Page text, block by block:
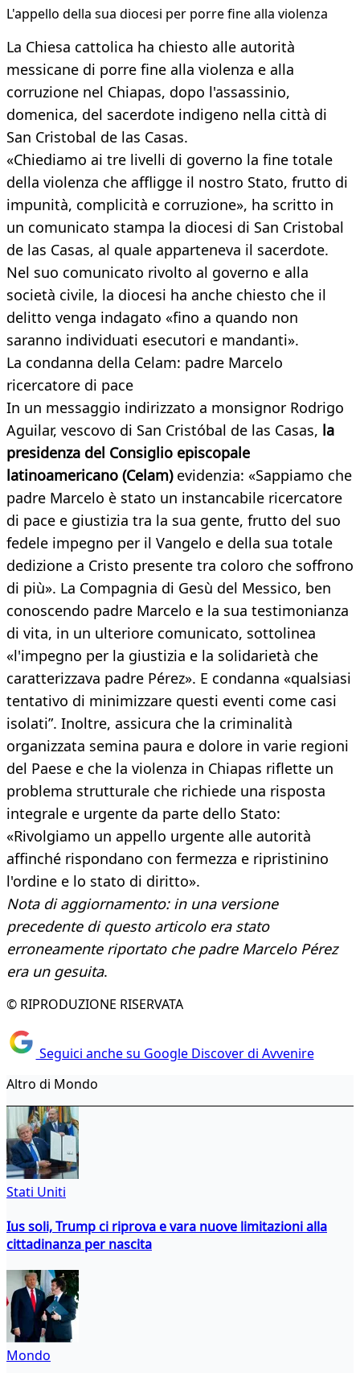
​L'appello della sua diocesi per porre fine alla violenza
La Chiesa cattolica ha chiesto alle autorità
messicane di porre fine alla violenza e alla
corruzione nel Chiapas, dopo l'assassinio,
domenica, del sacerdote indigeno nella città di
San Cristobal de las Casas.
«Chiediamo ai tre livelli di governo la fine totale
della violenza che affligge il nostro Stato, frutto di
impunità, complicità e corruzione», ha scritto in
un comunicato stampa la diocesi di San Cristobal
de las Casas, al quale apparteneva il sacerdote.
Nel suo comunicato rivolto al governo e alla
società civile, la diocesi ha anche chiesto che il
delitto venga indagato «fino a quando non
saranno individuati esecutori e mandanti».
​La condanna della Celam: padre Marcelo
ricercatore di pace
In un messaggio indirizzato a monsignor Rodrigo
Aguilar, vescovo di San Cristóbal de las Casas, la
presidenza del Consiglio episcopale
latinoamericano (Celam) evidenzia: «Sappiamo che
padre Marcelo è stato un instancabile ricercatore
di pace e giustizia tra la sua gente, frutto del suo
fedele impegno per il Vangelo e della sua totale
dedizione a Cristo presente tra coloro che soffrono
di più». La Compagnia di Gesù del Messico, ben
conoscendo padre Marcelo e la sua testimonianza
di vita, in un ulteriore comunicato, sottolinea
«l'impegno per la giustizia e la solidarietà che
caratterizzava padre Pérez». E condanna «qualsiasi
tentativo di minimizzare questi eventi come casi
isolati”. Inoltre, assicura che la criminalità
organizzata semina paura e dolore in varie regioni
del Paese e che la violenza in Chiapas riflette un
problema strutturale che richiede una risposta
integrale e urgente da parte dello Stato:
«Rivolgiamo un appello urgente alle autorità
affinché rispondano con fermezza e ripristinino
l'ordine e lo stato di diritto».
Nota di aggiornamento: in una versione
precedente di questo articolo era stato
erroneamente riportato che padre Marcelo Pérez
era un gesuita​.
© RIPRODUZIONE RISERVATA
Seguici anche su Google Discover di Avvenire
Altro di Mondo
Stati Uniti
Ius soli, Trump ci riprova e vara nuove limitazioni alla
cittadinanza per nascita
Mondo